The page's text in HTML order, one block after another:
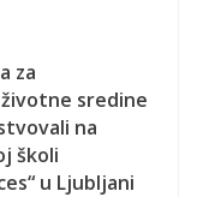
za
sredine
na
školi
u Ljubljani